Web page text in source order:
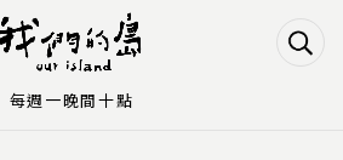
to Navigation
to Main content
每週一晚間十點